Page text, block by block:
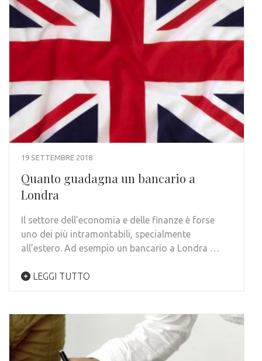
19 SETTEMBRE 2018
Quanto guadagna un bancario a
Londra
Il settore dell’economia e delle finanze è forse
uno dei più intramontabili, specialmente
all’estero. Ad esempio un bancario a Londra …
LEGGI TUTTO